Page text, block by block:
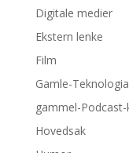
Digitale medier
Ekstern lenke
Film
Gamle-
gammel-
Hovedsak